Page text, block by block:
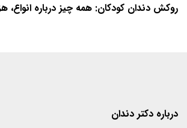
روکش دندان کودکان: همه چیز درباره انواع،
درباره دکتر دندان